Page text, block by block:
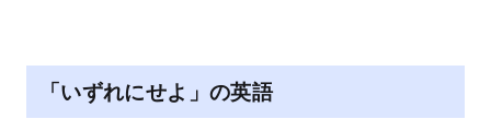
「いずれにせよ」の英語